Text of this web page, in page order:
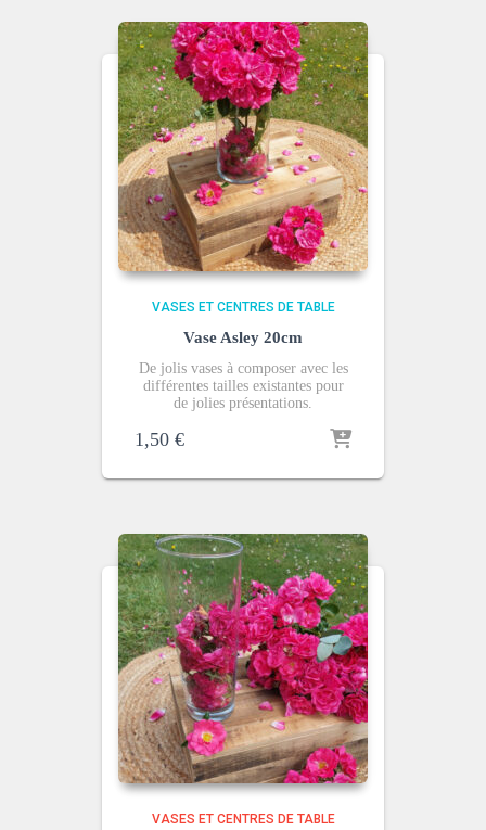
VASES ET CENTRES DE TABLE
Vase Asley 20cm
De jolis vases à composer avec les
différentes tailles existantes pour
de jolies présentations.
1,50 €
VASES ET CENTRES DE TABLE